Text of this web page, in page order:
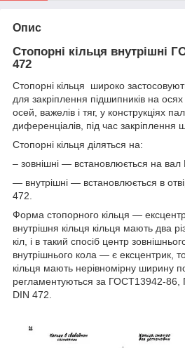
Опис
Стопорні кільця внутрішні
472
Стопорні кільця широко
для закріплення підшипників на осях
осей, важелів і тяг, у конструкціях
диференціалів, під час закріплення
Стопорні кільця діляться на:
– зовнішні — встановлюється на
— внутрішні — встановлюється в
472.
Форма стопорного кільця —
внутрішня кільця кільця мають два
кіл, і в такий спосіб центр
внутрішнього кола — є ексцентрик,
кільця мають нерівномірну ширину
регламентуються за ГОСТ13942-86,
DIN 472.